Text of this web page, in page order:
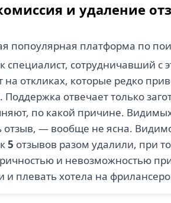
и удаление
попоулярная платформа по
специалист, сотрудничавший
на откликах, которые редко
отвечает только
по какой причине.
отзыв, — вообще не ясна.
5 отзывов разом удалили, при
и невозможностью
и плевать хотела на